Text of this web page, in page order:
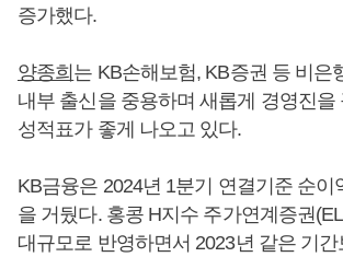
증가했다.
양종희는 KB손해보험, KB증권 등 비은
내부 출신을 중용하며 새롭게 경영진을
성적표가 좋게 나오고 있다.
KB금융은 2024년 1분기 연결기준 순이
을 거뒀다. 홍콩 H지수 주가연계증권
대규모로 반영하면서 2023년 같은 기간